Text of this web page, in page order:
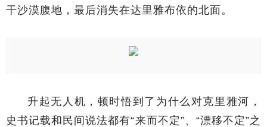
干沙漠腹地，最后消失在达里雅布依的北面。
升起无人机，顿时悟到了为什么对克里雅河，
史书记载和民间说法都有“来而不定”、“漂移不定”之